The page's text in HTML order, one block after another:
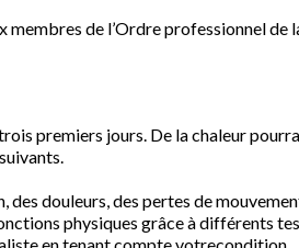
de l’Ordre professionnel de
premiers jours. De la chaleur pourra
douleurs, des pertes de
physiques grâce à différents